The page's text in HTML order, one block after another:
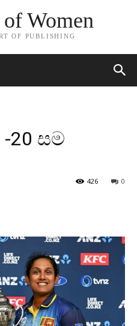
Women
OF PUBLISHING
20 සම
0
426